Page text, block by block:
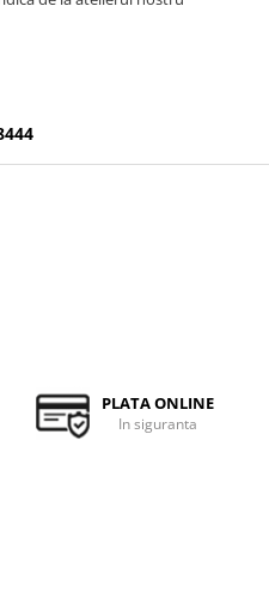
PLATA ONLINE
In siguranta